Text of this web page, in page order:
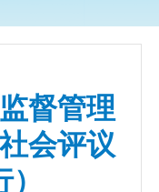
督管理
会评议